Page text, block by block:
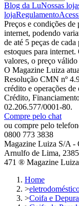
Blog da LuNossas
lojaRegulamento
Preços e condições
internet, podendo
de até 5 peças de
estoques para
valores, o preço válido
O Magazine Luiza
Resolução CMN nº
crédito e operações
Crédito,
02.206.577/0001-80.
Compre pelo chat
ou compre pelo
0800 773 3838
Magazine Luiza S/A -
Arnulfo de Lima,
471 ® Magazine Luiza
Home
>
>Coifa e